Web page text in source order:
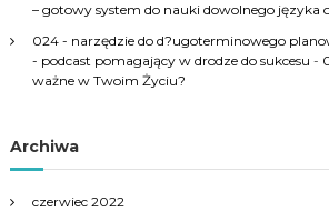
– gotowy system do nauki dowolnego języka
024 - narzędzie do d?ugoterminowego
- podcast pomagający w drodze do sukcesu -
ważne w Twoim Życiu?
Archiwa
czerwiec 2022